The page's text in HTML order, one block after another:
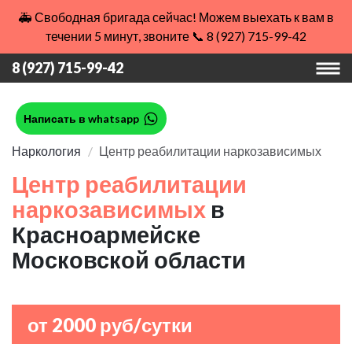
🚑 Свободная бригада сейчас! Можем выехать к вам в
течении 5 минут, звоните 📞 8 (927) 715-99-42
8 (927) 715-99-42
Написать в whatsapp
Наркология Центр реабилитации наркозависимых
Центр реабилитации
наркозависимых в
Красноармейске
Московской области
от 2000 руб/сутки